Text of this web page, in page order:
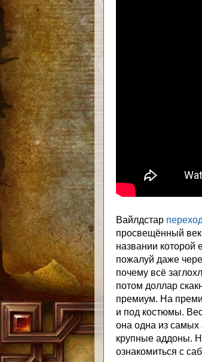
Вайлдстар
просвещённый век
названии которой
пожалуй даже
почему всё
потом доллар
премиум. На
и под костюмы.
она одна из самых
крупные аддоны.
ознакомиться с